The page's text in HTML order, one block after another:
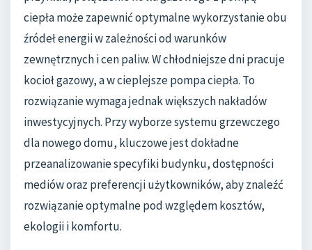
ciepła może zapewnić optymalne wykorzystanie obu
źródeł energii w zależności od warunków
zewnętrznych i cen paliw. W chłodniejsze dni pracuje
kocioł gazowy, a w cieplejsze pompa ciepła. To
rozwiązanie wymaga jednak większych nakładów
inwestycyjnych. Przy wyborze systemu grzewczego
dla nowego domu, kluczowe jest dokładne
przeanalizowanie specyfiki budynku, dostępności
mediów oraz preferencji użytkowników, aby znaleźć
rozwiązanie optymalne pod względem kosztów,
ekologii i komfortu.